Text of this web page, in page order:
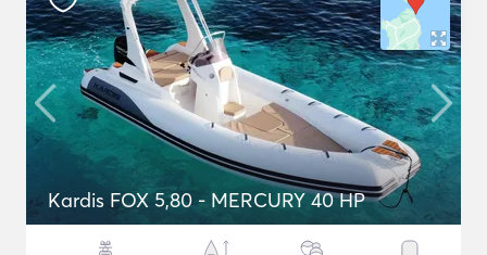
Kardis FOX 5,80 - MERCURY 40 HP